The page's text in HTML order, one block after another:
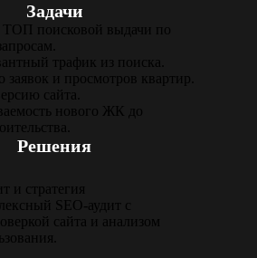
Задачи
ТОП поисковой выдачи по
трафик из поиска.
заявок и просмотров квартир.
сайта.
нового ЖК до
Решения
и стратегия
SEO-аудит с
сайта и анализом